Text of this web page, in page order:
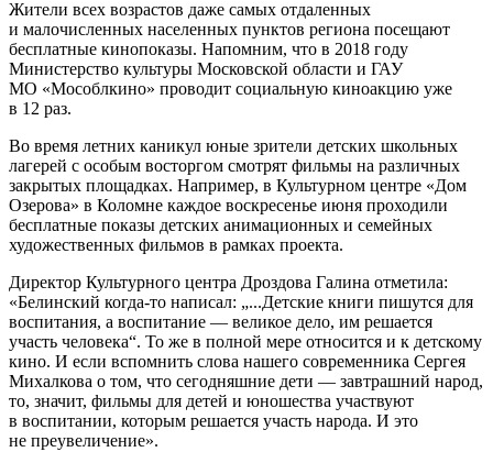
Жители всех возрастов даже самых отдаленных
и малочисленных населенных пунктов региона посещают
бесплатные кинопоказы. Напомним, что в 2018 году
Министерство культуры Московской области и ГАУ
МО «Мособлкино» проводит социальную киноакцию уже
в 12 раз.
Во время летних каникул юные зрители детских школьных
лагерей с особым восторгом смотрят фильмы на различных
закрытых площадках. Например, в Культурном центре «Дом
Озерова» в Коломне каждое воскресенье июня проходили
бесплатные показы детских анимационных и семейных
художественных фильмов в рамках проекта.
Директор Культурного центра Дроздова Галина отметила:
«Белинский когда-то написал: „...Детские книги пишутся для
воспитания, а воспитание — великое дело, им решается
участь человека“. То же в полной мере относится и к детскому
кино. И если вспомнить слова нашего современника Сергея
Михалкова о том, что сегодняшние дети — завтрашний народ,
то, значит, фильмы для детей и юношества участвуют
в воспитании, которым решается участь народа. И это
не преувеличение».